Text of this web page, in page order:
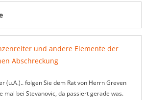
und andere Elemente der
Abschreckung
(u.A.).. folgen Sie dem Rat von Herrn Greven
mal bei Stevanovic, da passiert gerade was.